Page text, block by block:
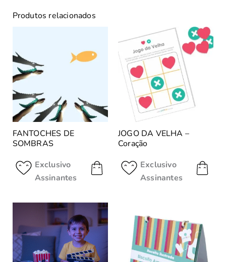
Produtos relacionados
FANTOCHES DE
SOMBRAS
Exclusivo
Assinantes
JOGO DA VELHA –
Coração
Exclusivo
Assinantes